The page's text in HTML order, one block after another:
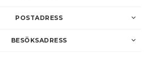
POSTADRESS
BESÖKSADRESS